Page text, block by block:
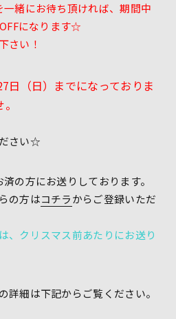
緒にお待ち頂ければ、期間中
になります☆
さい！
日（日）までになっておりま
さい☆
の方にお送りしております。
の方はコチラからご登録いただ
、クリスマス前あたりにお送り
詳細は下記からご覧ください。